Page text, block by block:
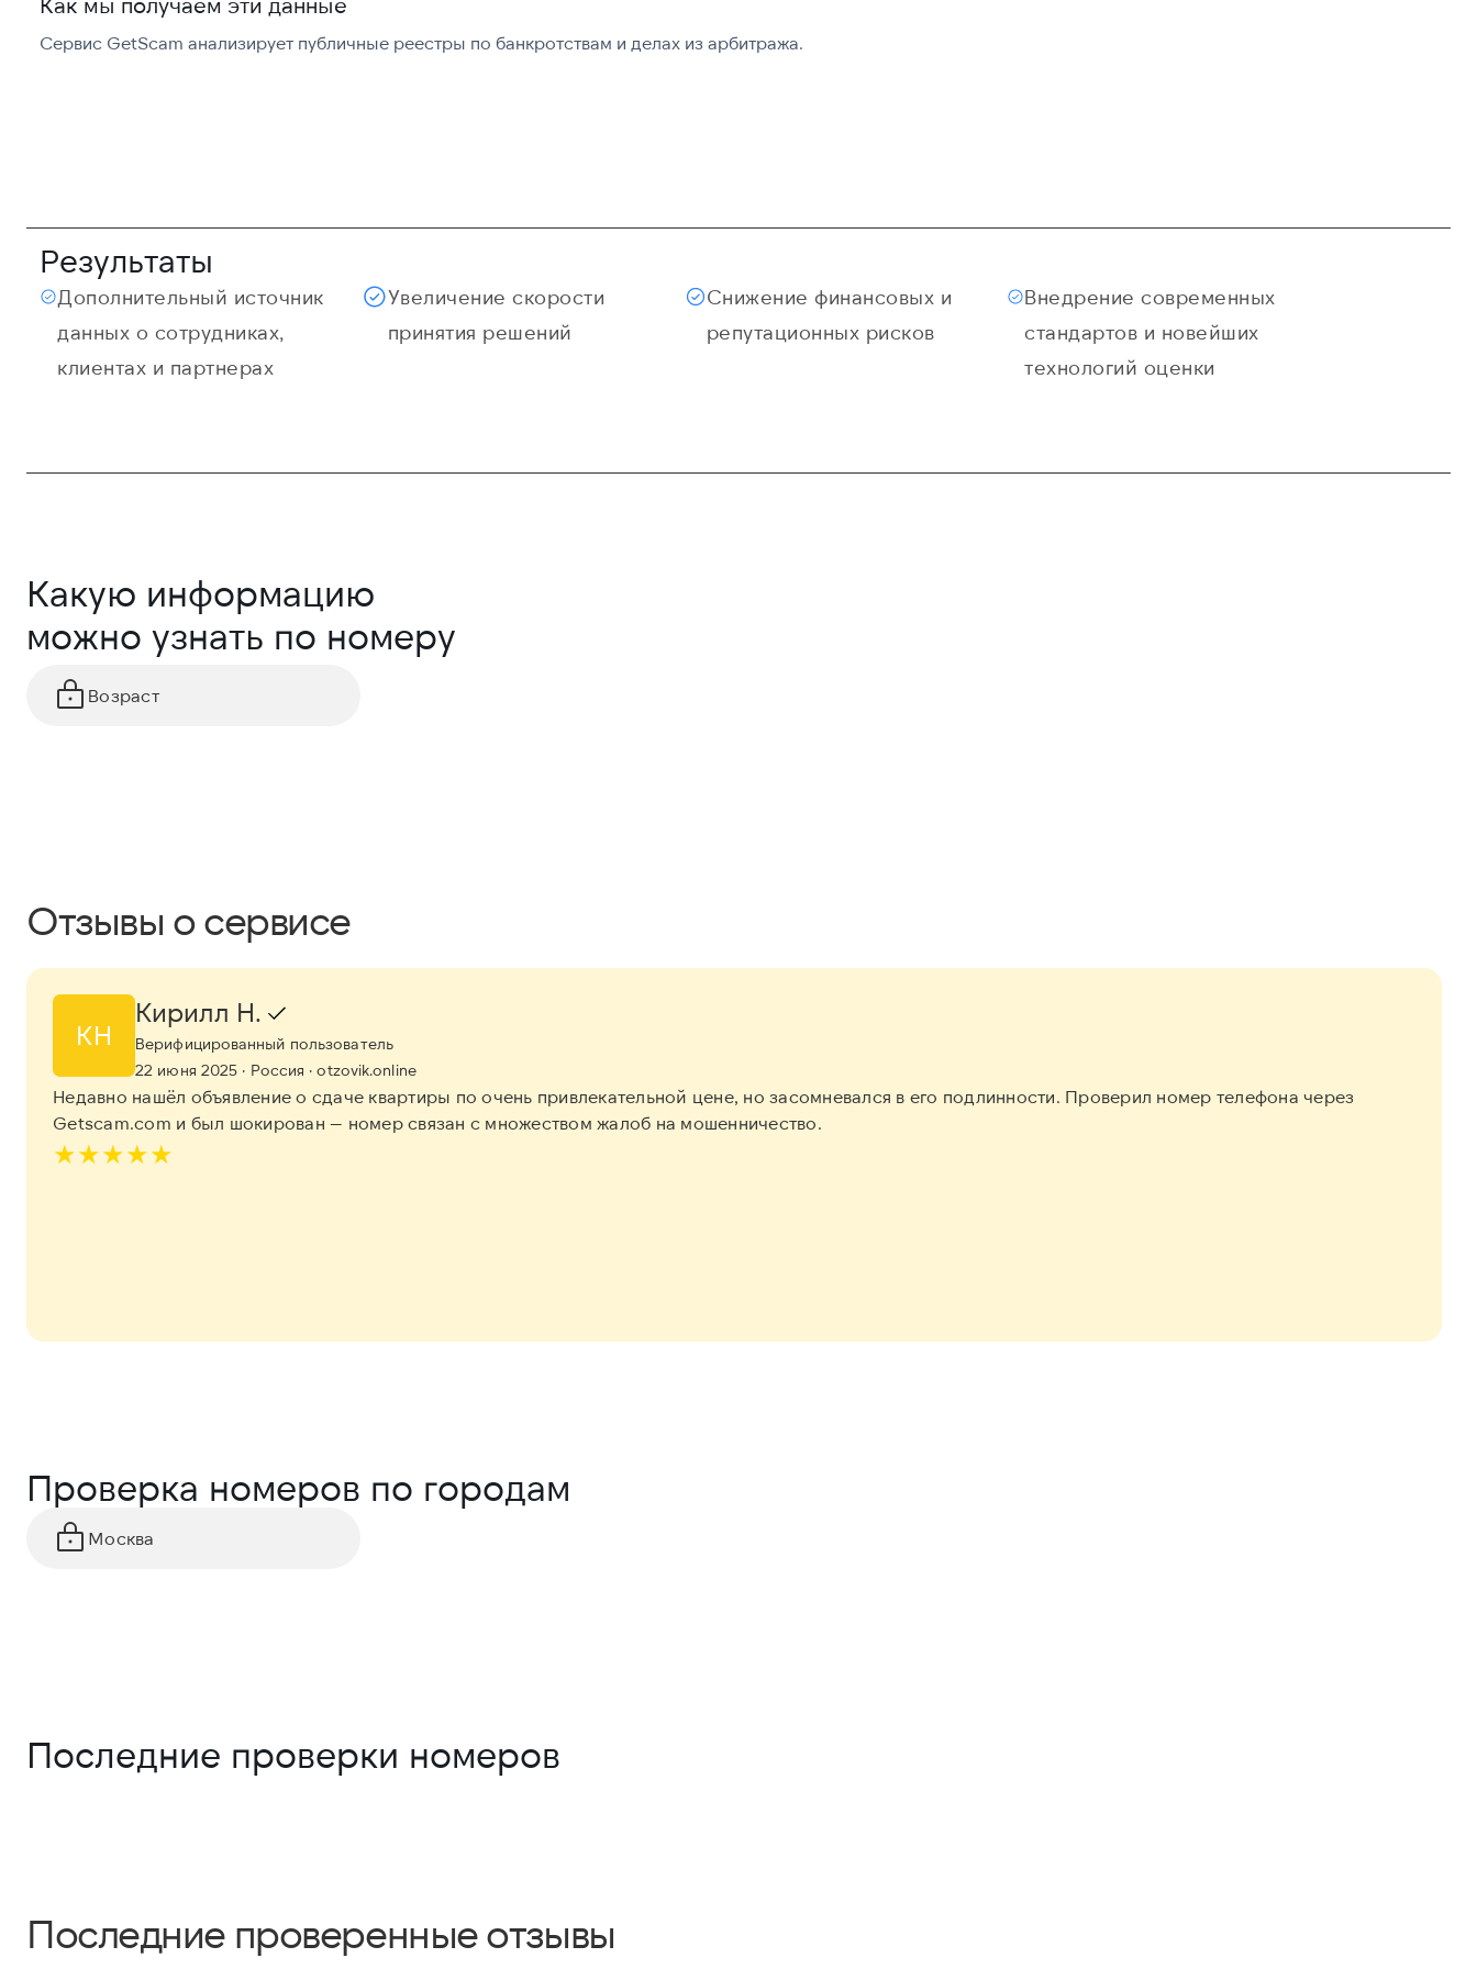
Сервис GetScam анализирует публичные реестры по банкротствам и делах из арбитража.
Результаты
Дополнительный источник
данных о сотрудниках,
клиентах и партнерах
Увеличение скорости
принятия решений
Снижение финансовых и
репутационных рисков
Внедрение современных
стандартов и новейших
технологий оценки
Какую информацию
можно узнать по номеру
Возраст
Отзывы о сервисе
КН
Кирилл Н.
Верифицированный пользователь
22 июня 2025 · Россия · otzovik.online
Недавно нашёл объявление о сдаче квартиры по очень привлекательной цене, но засомневался в его подлинности. Проверил номер телефона через
Getscam.com и был шокирован — номер связан с множеством жалоб на мошенничество.
★★★★★
Проверка номеров по городам
Москва
Последние проверки номеров
Последние проверенные отзывы